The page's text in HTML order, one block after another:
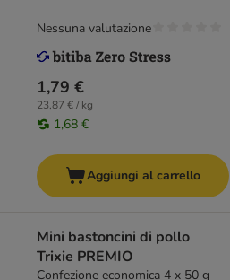
1,79 €
23,87 € / kg
1,68 €
Nessuna valutazione
Aggiungi al carrello
Mini bastoncini di pollo
Trixie PREMIO
Confezione economica 4 x 50 g